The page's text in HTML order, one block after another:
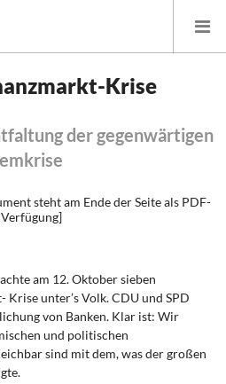
und Finanzpolitik
und Daseinsvorsorge
Krise
der gegenwärtigen
steht am Ende der Seite als PDF-
am 12. Oktober sieben
unter’s Volk. CDU und SPD
von Banken. Klar ist: Wir
und politischen
sind mit dem, was der großen